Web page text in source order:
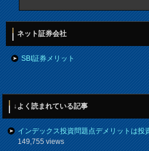
ネット証券会社
SBI証券メリット
↓よく読まれている記事
インデックス投資問題点デメリットは投
149,755 views